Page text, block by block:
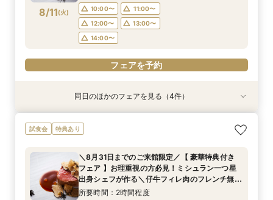
19:00〜
フェアを予約
14:00〜
フェアを予約
19:00〜
フェアを予約
フェアを予約
8/11(火) 10:00〜
11:00〜
12:00〜
13:00〜
14:00〜
フェアを予約
特典あり
8/11(火)
＼8月31日までのご来館限定／【 豪華特典付き
フェア 】お理重視の方必見！ミシュラン一つ星
試食／ 不安解消* お2人安心相談会も◎
所要時間：2時間程度
15:00〜
16:00〜
17:00〜
18:00〜
特典あり
8/11(火)
【限定BIGフェア】お料理重視の方必見！ ミシュ
ラン一つ星出身シェフが作る 仔牛フィレ肉のフ
談会も
所要時間：2時間程度
10:00〜
11:00〜
12:00〜
13:00〜
特典あり
8/11(火)
【限定BIGフェア】お料理重視の方必見！ ミシュ
ラン一つ星出身シェフが作る 仔牛フィレ肉のフ
談会も
所要時間：2時間程度
15:00〜
16:00〜
17:00〜
18:00〜
特典あり
8/11(火)
【お仕事帰りのお二人へ♪】美食フレンチも食べ
れる、90分クイック相談会！
18:00〜
19:00〜
20:00〜
同日のほかのフェアを見る（4件）
試食会 特典あり
＼8月31日までのご来館限定／【 豪華特典付き
フェア 】お理重視の方必見！ミシュラン一つ星
出身シェフが作る＼仔牛フィレ肉のフレンチ無料
試食／ 不安解消* お2人安心相談会も◎
所要時間：2時間程度